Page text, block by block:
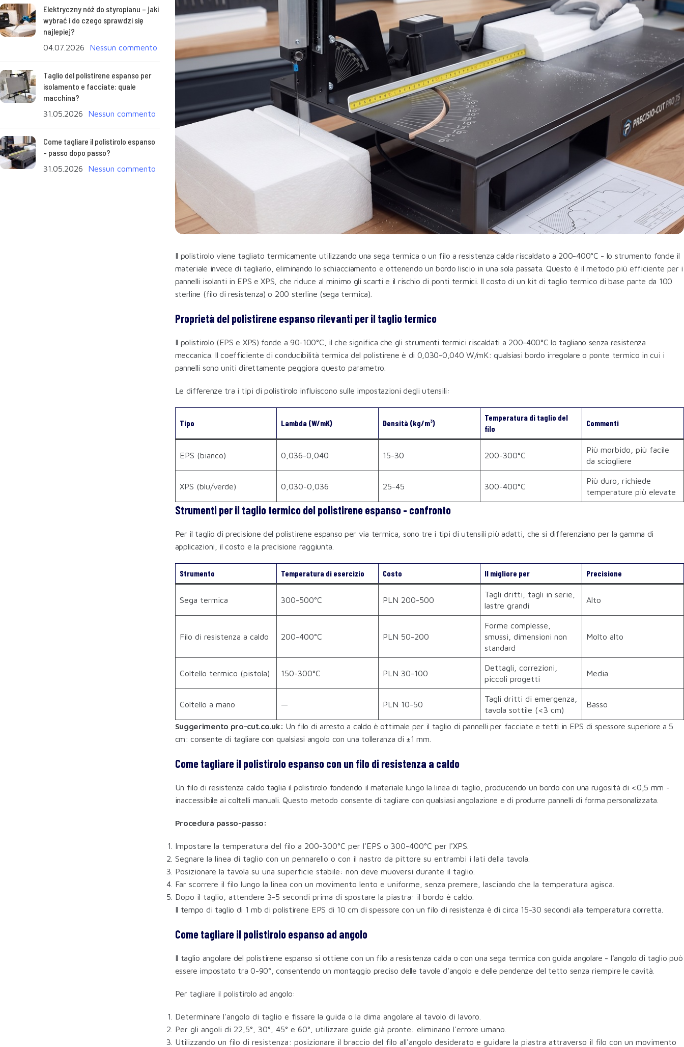
Elektryczny nóż do styropianu – jaki
wybrać i do czego sprawdzi się
najlepiej?
04.07.2026 Nessun commento
Taglio del polistirene espanso per
isolamento e facciate: quale
macchina?
31.05.2026 Nessun commento
Come tagliare il polistirolo espanso
- passo dopo passo?
31.05.2026 Nessun commento
Il polistirolo viene tagliato termicamente utilizzando una sega termica o un filo a resistenza calda riscaldato a 200-400°C - lo strumento fonde il
materiale invece di tagliarlo, eliminando lo schiacciamento e ottenendo un bordo liscio in una sola passata. Questo è il metodo più efficiente per i
pannelli isolanti in EPS e XPS, che riduce al minimo gli scarti e il rischio di ponti termici. Il costo di un kit di taglio termico di base parte da 100
sterline (filo di resistenza) o 200 sterline (sega termica).
Proprietà del polistirene espanso rilevanti per il taglio termico
Il polistirolo (EPS e XPS) fonde a 90-100°C, il che significa che gli strumenti termici riscaldati a 200-400°C lo tagliano senza resistenza
meccanica. Il coefficiente di conducibilità termica del polistirene è di 0,030-0,040 W/mK: qualsiasi bordo irregolare o ponte termico in cui i
pannelli sono uniti direttamente peggiora questo parametro.
Le differenze tra i tipi di polistirolo influiscono sulle impostazioni degli utensili:
Tipo Lambda (W/mK) Densità (kg/m³)
Temperatura di taglio del
filo
Commenti
EPS (bianco) 0,036-0,040 15-30 200-300°C
Più morbido, più facile
da sciogliere
XPS (blu/verde) 0,030-0,036 25-45 300-400°C
Più duro, richiede
temperature più elevate
Strumenti per il taglio termico del polistirene espanso - confronto
Per il taglio di precisione del polistirene espanso per via termica, sono tre i tipi di utensili più adatti, che si differenziano per la gamma di
applicazioni, il costo e la precisione raggiunta.
Strumento Temperatura di esercizio Costo Il migliore per Precisione
Sega termica 300-500°C PLN 200-500
Tagli dritti, tagli in serie,
lastre grandi
Alto
Filo di resistenza a caldo 200-400°C PLN 50-200
Forme complesse,
smussi, dimensioni non
standard
Molto alto
Coltello termico (pistola) 150-300°C PLN 30-100
Dettagli, correzioni,
piccoli progetti
Media
Coltello a mano — PLN 10-50
Tagli dritti di emergenza,
tavola sottile (<3 cm)
Basso
Suggerimento pro-cut.co.uk: Un filo di arresto a caldo è ottimale per il taglio di pannelli per facciate e tetti in EPS di spessore superiore a 5
cm: consente di tagliare con qualsiasi angolo con una tolleranza di ±1 mm.
Come tagliare il polistirolo espanso con un filo di resistenza a caldo
Un filo di resistenza caldo taglia il polistirolo fondendo il materiale lungo la linea di taglio, producendo un bordo con una rugosità di <0,5 mm -
inaccessibile ai coltelli manuali. Questo metodo consente di tagliare con qualsiasi angolazione e di produrre pannelli di forma personalizzata.
Procedura passo-passo:
Impostare la temperatura del filo a 200-300°C per l'EPS o 300-400°C per l'XPS.
Segnare la linea di taglio con un pennarello o con il nastro da pittore su entrambi i lati della tavola.
Posizionare la tavola su una superficie stabile: non deve muoversi durante il taglio.
Far scorrere il filo lungo la linea con un movimento lento e uniforme, senza premere, lasciando che la temperatura agisca.
Dopo il taglio, attendere 3-5 secondi prima di spostare la piastra: il bordo è caldo.
Il tempo di taglio di 1 mb di polistirene EPS di 10 cm di spessore con un filo di resistenza è di circa 15-30 secondi alla temperatura corretta.
Come tagliare il polistirolo espanso ad angolo
Il taglio angolare del polistirene espanso si ottiene con un filo a resistenza calda o con una sega termica con guida angolare - l'angolo di taglio può
essere impostato tra 0-90°, consentendo un montaggio preciso delle tavole d'angolo e delle pendenze del tetto senza riempire le cavità.
Per tagliare il polistirolo ad angolo:
Determinare l'angolo di taglio e fissare la guida o la dima angolare al tavolo di lavoro.
Per gli angoli di 22,5°, 30°, 45° e 60°, utilizzare guide già pronte: eliminano l'errore umano.
Utilizzando un filo di resistenza: posizionare il braccio del filo all'angolo desiderato e guidare la piastra attraverso il filo con un movimento